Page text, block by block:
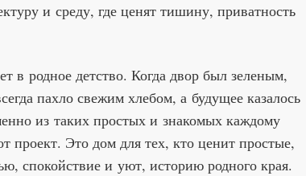
и среду, где ценят тишину, приватность
в родное детство. Когда двор был зеленым,
пахло свежим хлебом, а будущее казалось
из таких простых и знакомых каждому
проект. Это дом для тех, кто ценит простые,
спокойствие и уют, историю родного края.